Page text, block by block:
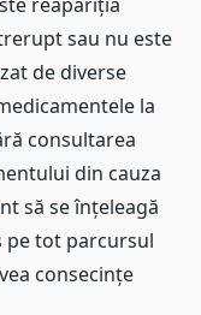
sau nu este
de diverse
la
consultarea
din cauza
să se înțeleagă
pe tot parcursul
consecințe